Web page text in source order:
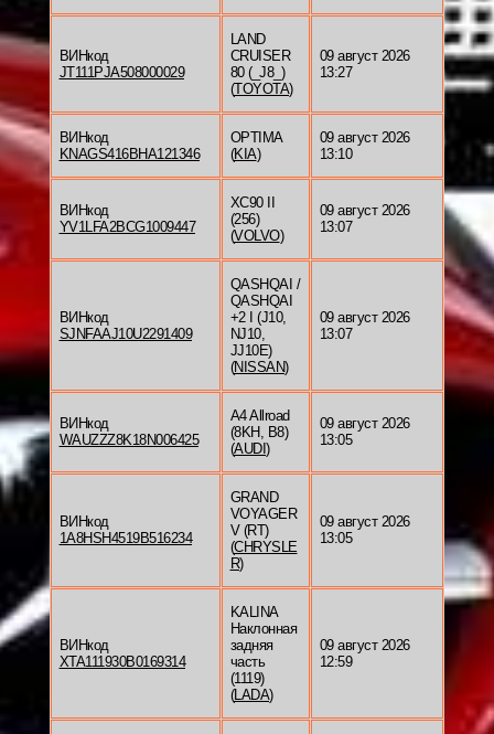
ВИНкод
JT111PJA508000029
LAND
CRUISER
80 (_J8_)
(TOYOTA)
09 август 2026
13:27
ВИНкод
KNAGS416BHA121346
OPTIMA
(KIA)
09 август 2026
13:10
ВИНкод
YV1LFA2BCG1009447
XC90 II
(256)
(VOLVO)
09 август 2026
13:07
ВИНкод
SJNFAAJ10U2291409
QASHQAI /
QASHQAI
+2 I (J10,
NJ10,
JJ10E)
(NISSAN)
09 август 2026
13:07
ВИНкод
WAUZZZ8K18N006425
A4 Allroad
(8KH, B8)
(AUDI )
09 август 2026
13:05
ВИНкод
1A8HSH4519B516234
GRAND
VOYAGER
V (RT)
(CHRYSLE
R)
09 август 2026
13:05
ВИНкод
XTA111930B0169314
KALINA
Наклонная
задняя
часть
(1119)
(LADA)
09 август 2026
12:59